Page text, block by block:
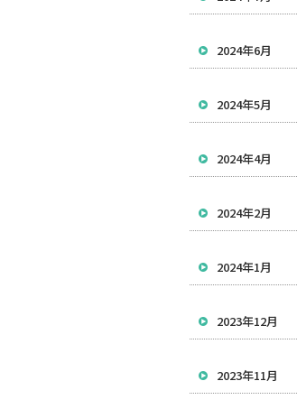
2024年6月
2024年5月
2024年4月
2024年2月
2024年1月
2023年12月
2023年11月